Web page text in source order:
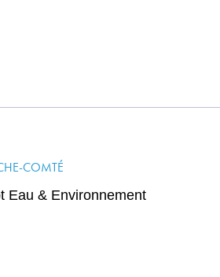
COMTÉ
Eau & Environnement